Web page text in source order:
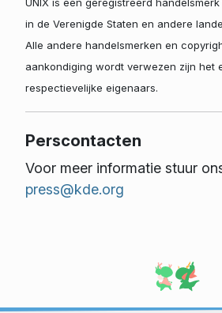
in de Verenigde Staten en andere
Alle andere handelsmerken en
aankondiging wordt verwezen zijn het
respectievelijke eigenaars.
Perscontacten
Voor meer informatie stuur
press@kde.org